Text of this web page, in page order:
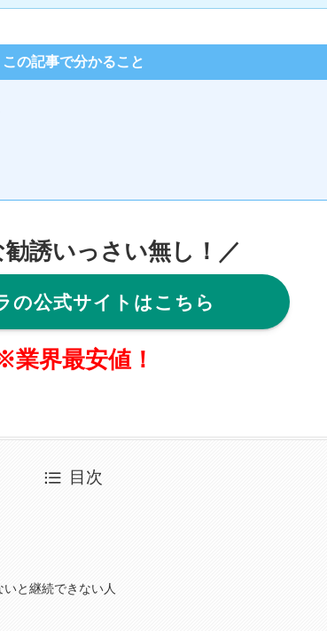
この記事で分かること
勧誘いっさい無し！／
の公式サイトはこちら
業界最安値！
目次
と継続できない人